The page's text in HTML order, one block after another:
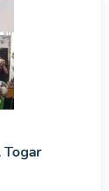
Togar